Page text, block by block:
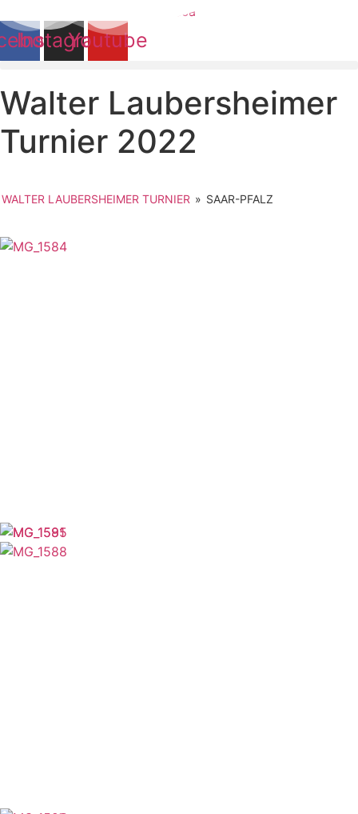
Inhalt
springen
Instagram
Youtube
Walter Laubersheimer
Turnier 2022
WALTER LAUBERSHEIMER TURNIER » SAAR-PFALZ